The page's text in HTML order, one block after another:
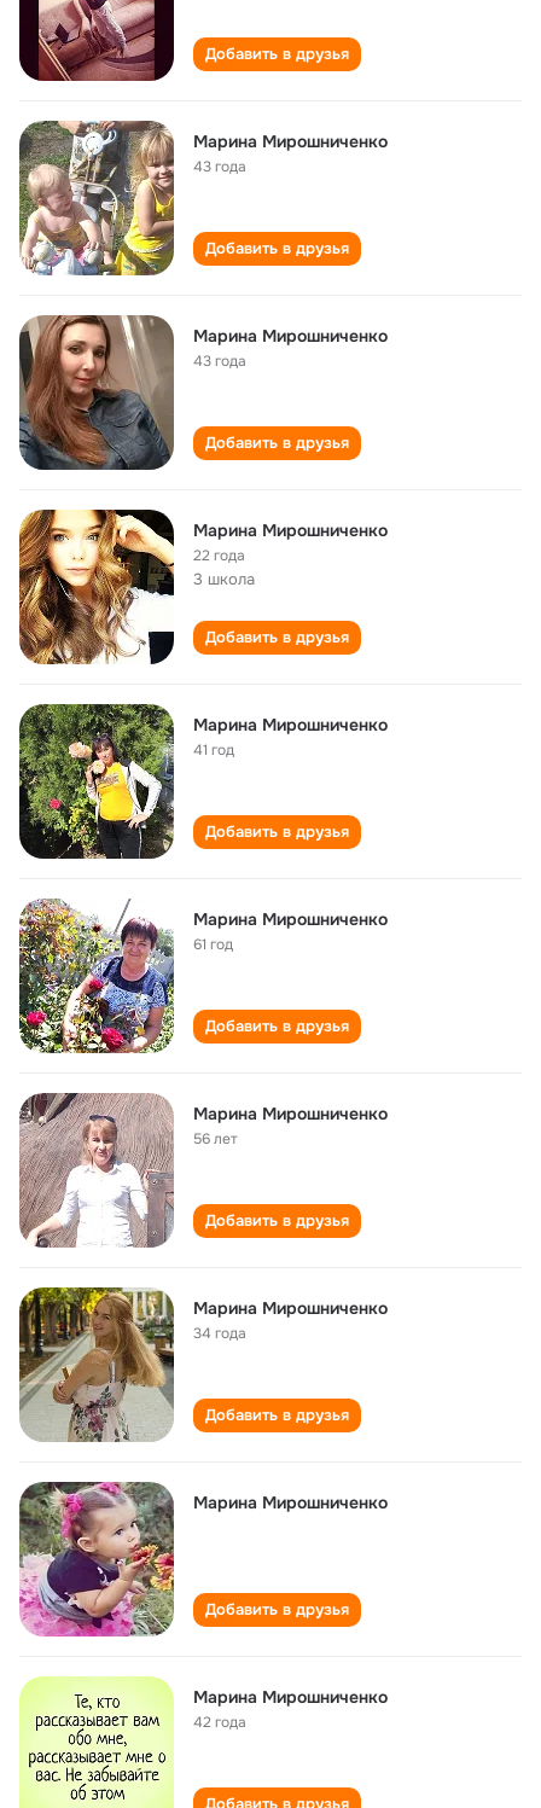
Добавить в друзья
Марина Мирошниченко
43 года
Добавить в друзья
Марина Мирошниченко
43 года
Добавить в друзья
Марина Мирошниченко
22 года
3 школа
Добавить в друзья
Марина Мирошниченко
41 год
Добавить в друзья
Марина Мирошниченко
61 год
Добавить в друзья
Марина Мирошниченко
56 лет
Добавить в друзья
Марина Мирошниченко
34 года
Добавить в друзья
Марина Мирошниченко
Добавить в друзья
Марина Мирошниченко
42 года
Добавить в друзья